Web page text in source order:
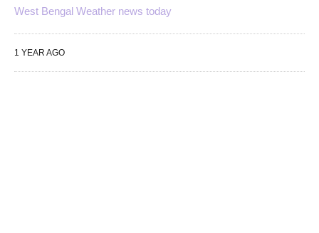
West Bengal Weather news today
1 YEAR AGO